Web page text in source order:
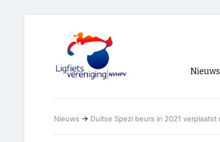
Nieuws
Nieuws → Duitse Spezi beurs in 2021 verplaatst